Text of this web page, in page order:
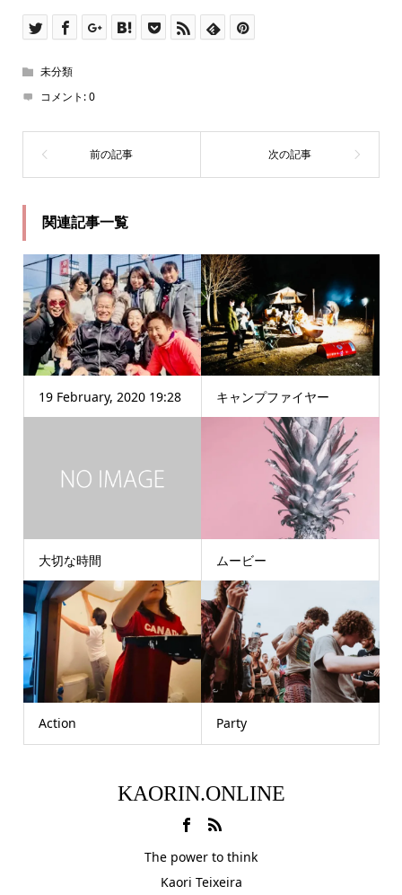
未分類
コメント:0
関連記事一覧
19 February, 2020 19:28 キャンプファイヤー
大切な時間 ムービー
Action Party
KAORIN.ONLINE
The power to think
Kaori Teixeira